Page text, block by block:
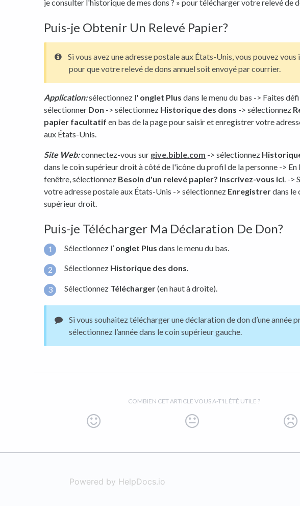
je consulter l'historique de mes dons ? » pour télécharger votre relevé de
Puis-je Obtenir Un Relevé Papier?
Si vous avez une adresse postale aux États-Unis, vous pouvez vous
pour que votre relevé de dons annuel soit envoyé par courrier.
Application:sélectionnez l' onglet Plus dans le menu du bas -> Faites
sélectionner Don -> sélectionnez Historique des dons -> sélectionnez
papier facultatif en bas de la page pour saisir et enregistrer votre
aux États-Unis.
Site Web:connectez-vous sur give.bible.com -> sélectionnez
dans le coin supérieur droit à côté de l'icône du profil de la personne -> En
fenêtre, sélectionnez Besoin d'un relevé papier? Inscrivez-vous ici. ->
votre adresse postale aux États-Unis -> sélectionnez Enregistrerdans le
supérieur droit.
Puis-je Télécharger Ma Déclaration De Don?
Sélectionnez l’ onglet Plus dans le menu du bas.
Sélectionnez Historique des dons.
Sélectionnez Télécharger(en haut à droite).
Si vous souhaitez télécharger une déclaration de don d’une année
sélectionnez l’année dans le coin supérieur gauche.
COMBIEN CET ARTICLE VOUS A-T'IL ÉTÉ UTILE ?
Powered by HelpDocs.io